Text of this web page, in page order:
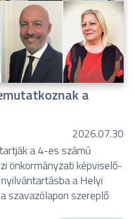
a
2026.07.30
a 4-es számú
önkormányzati képviselő-
a Helyi
szavazólapon szereplő